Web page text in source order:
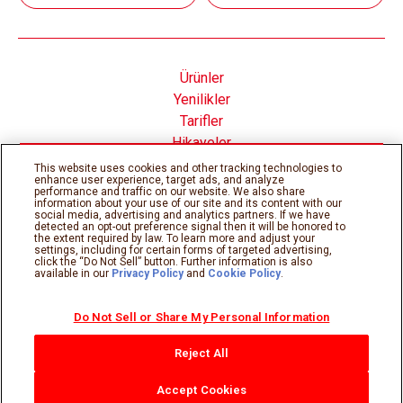
Ürünler
Yenilikler
Tarifler
Hikayeler
Nutella® nın İçinde
Çerez Politikası
Gizlilik Politikası
Teknik gereksinimler
Kullanım şartları
Sitemap
This website uses cookies and other tracking technologies to
enhance user experience, target ads, and analyze
performance and traffic on our website. We also share
information about your use of our site and its content with our
social media, advertising and analytics partners. If we have
detected an opt-out preference signal then it will be honored to
the extent required by law. To learn more and adjust your
settings, including for certain forms of targeted advertising,
click the “Do Not Sell” button. Further information is also
available in our Privacy Policyand Cookie Policy.
Do Not Sell or Share My Personal Information
Reject All
Accept Cookies